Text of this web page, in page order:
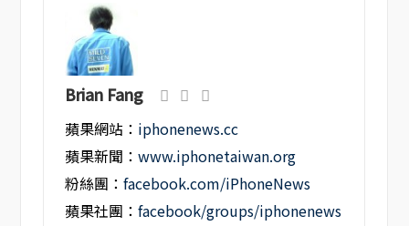
Brian Fang
蘋果網站： iphonenews.cc
蘋果新聞：www.iphonetaiwan.org
粉絲團：facebook.com/iPhoneNews
蘋果社團：facebook/groups/iphonenews